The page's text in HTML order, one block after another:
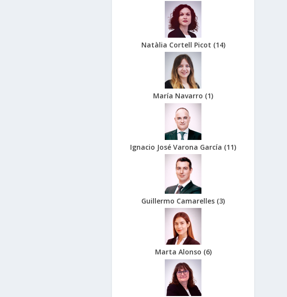
Natàlia Cortell Picot (14)
María Navarro (1)
Ignacio José Varona García (11)
Guillermo Camarelles (3)
Marta Alonso (6)